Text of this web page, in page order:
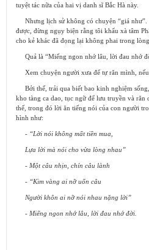
tuyệt tác nữa của hai vị danh sĩ Bắc Hà này.
Nhưng lịch sử không có chuyện “giá
được, đừng ngụy biện rằng tôi khẩu xà tâm
cho kẻ khác đã đọng lại không phai trong
Quả là “Miếng ngon nhớ lâu, lời đau nhớ
Xem chuyện người xưa để tự răn mình,
Bởi thế, trải qua biết bao kinh nghiệm
kho tàng ca dao, tục ngữ để lưu truyền và răn
thế, trong đó lời ăn tiếng nói của con người
hình như:
- “Lời nói không mất tiền mua,
Lựa lời mà nói cho vừa lòng nhau”
- Một câu nhịn, chín câu lành
- “Kim vàng ai nỡ uốn câu
Người khôn ai nỡ nói nhau nặng lời”
- Miếng ngon nhớ lâu, lời đau nhớ đời.